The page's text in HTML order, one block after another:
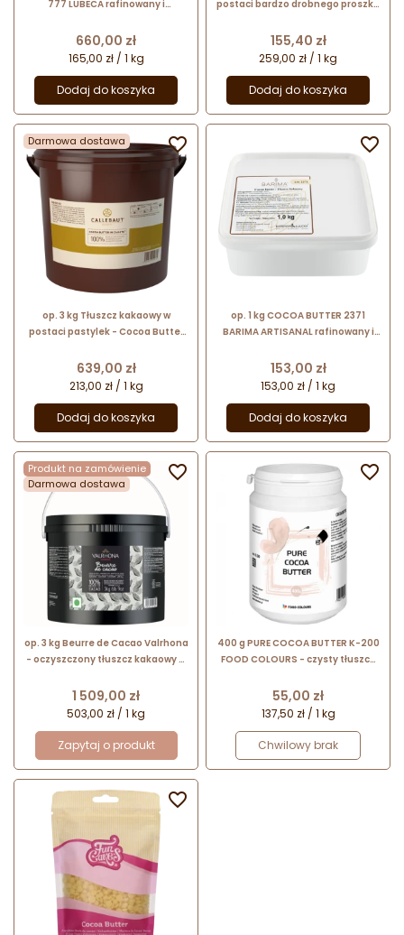
777 LUBECA rafinowany i
w postaci pastylek o śr. 8 mm
Cena
660,00 zł
165,00 zł / 1 kg
Dodaj do koszyka
postaci bardzo drobnego proszku
NCB-HD706-E0-W44
Cena
155,40 zł
259,00 zł / 1 kg
Dodaj do koszyka
Darmowa dostawa
op. 3 kg Tłuszcz kakaowy w
postaci pastylek - Cocoa Butter
NCB-HDO3-654
Cena
639,00 zł
213,00 zł / 1 kg
Dodaj do koszyka

op. 1 kg COCOA BUTTER 2371
BARIMA ARTISANAL rafinowany i
w postaci pastylek o śr. 8 mm
Cena
153,00 zł
153,00 zł / 1 kg
Dodaj do koszyka

Produkt na zamówienie
Darmowa dostawa
op. 3 kg Beurre de Cacao Valrhona
- oczyszczony tłuszcz kakaowy w
Cena
1 509,00 zł
503,00 zł / 1 kg
Zapytaj o produkt

400 g PURE COCOA BUTTER K-200
FOOD COLOURS - czysty tłuszcz
porcjowania
Cena
55,00 zł
137,50 zł / 1 kg
Chwilowy brak

